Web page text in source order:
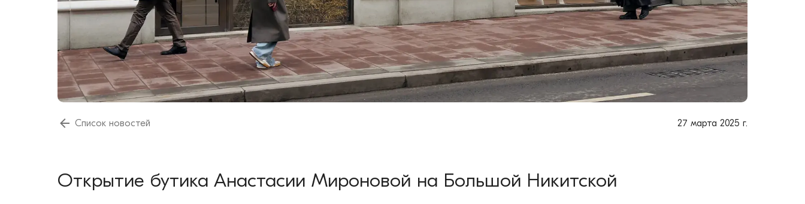
Список новостей 27 марта 2025 г.
Открытие бутика Анастасии Мироновой на Большой Никитской